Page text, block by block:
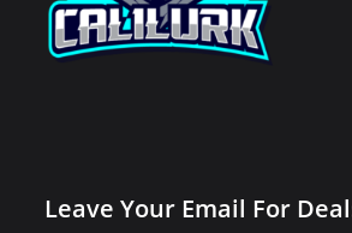
Leave Your Email For